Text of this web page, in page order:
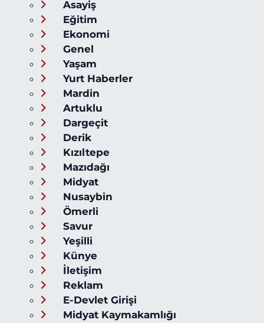
Asayiş
Eğitim
Ekonomi
Genel
Yaşam
Yurt Haberler
Mardin
Artuklu
Dargeçit
Derik
Kızıltepe
Mazıdağı
Midyat
Nusaybin
Ömerli
Savur
Yeşilli
Künye
İletişim
Reklam
E-Devlet Girişi
Midyat Kaymakamlığı